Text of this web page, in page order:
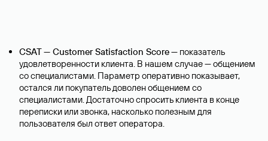
CSAT — Customer Satisfaction Score— показатель
удовлетворенности клиента. В нашем случае — общением
со специалистами. Параметр оперативно показывает,
остался ли покупатель доволен общением со
специалистами. Достаточно спросить клиента в конце
переписки или звонка, насколько полезным для
пользователя был ответ оператора.